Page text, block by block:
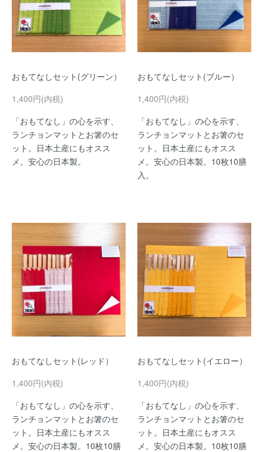
おもてなしセット(グリーン）
1,400円(内税)
「おもてなし」の心を示す、
ランチョンマットとお箸のセ
ット。日本土産にもオスス
メ。安心の日本製。
おもてなしセット(ブルー）
1,400円(内税)
「おもてなし」の心を示す、
ランチョンマットとお箸のセ
ット。日本土産にもオスス
メ。安心の日本製。10枚10膳
入。
おもてなしセット(レッド）
1,400円(内税)
「おもてなし」の心を示す、
ランチョンマットとお箸のセ
ット。日本土産にもオスス
メ。安心の日本製。10枚10膳
おもてなしセット(イエロー）
1,400円(内税)
「おもてなし」の心を示す、
ランチョンマットとお箸のセ
ット。日本土産にもオスス
メ。安心の日本製。10枚10膳